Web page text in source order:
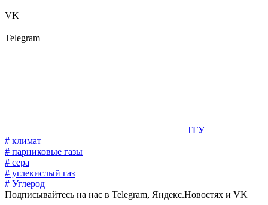
VK
Telegram
ТГУ
# климат
# парниковые газы
# сера
# углекислый газ
# Углерод
Подписывайтесь на нас в Telegram, Яндекс.Новостях и VK